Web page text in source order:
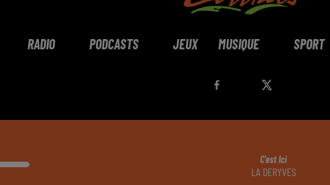
RADIO PODCASTS JEUX MUSIQUE SPORT
C'est Ici
LA DERYVES